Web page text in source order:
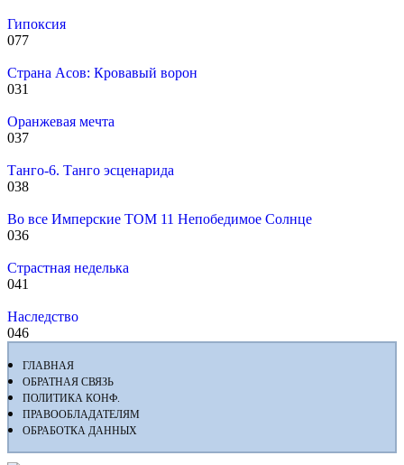
Гипоксия
077
Страна Асов: Кровавый ворон
031
Оранжевая мечта
037
Танго-6. Танго эсценарида
038
Во все Имперские ТОМ 11 Непобедимое Солнце
036
Страстная неделька
041
Наследство
046
ГЛАВНАЯ
ОБРАТНАЯ СВЯЗЬ
ПОЛИТИКА КОНФ.
ПРАВООБЛАДАТЕЛЯМ
ОБРАБОТКА ДАННЫХ